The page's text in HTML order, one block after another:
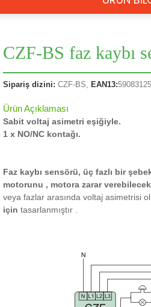
CZF-BS faz kaybı
Sipariş dizini: CZF-BS, EAN13:
Ürün Açıklaması
Sabit voltaj asimetri eşiğiyle.
1 x NO/NC kontağı.
Faz kaybı sensörü, üç fazlı bir
motorunu , motora zarar verebilecek
veya fazlar arasında voltaj asimetrisi
için tasarlanmıştır